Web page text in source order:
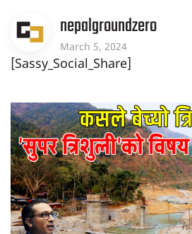
nepalgroundzero
March 5, 2024
[Sassy_Social_Share]